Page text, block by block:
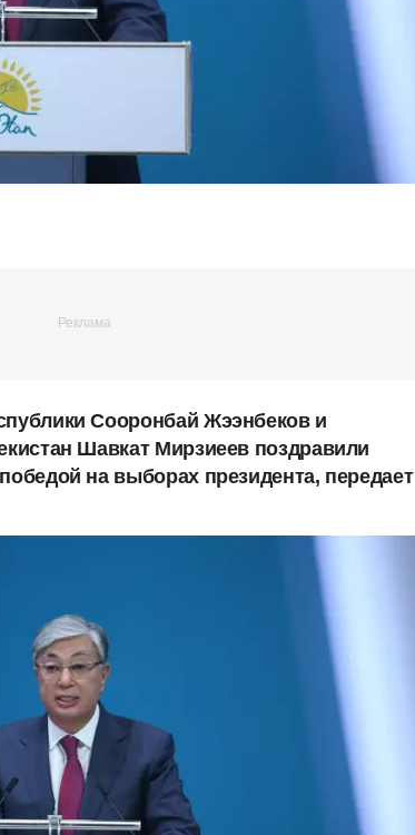
Сооронбай Жээнбеков и
Шавкат Мирзиеев поздравили
на выборах президента, передает